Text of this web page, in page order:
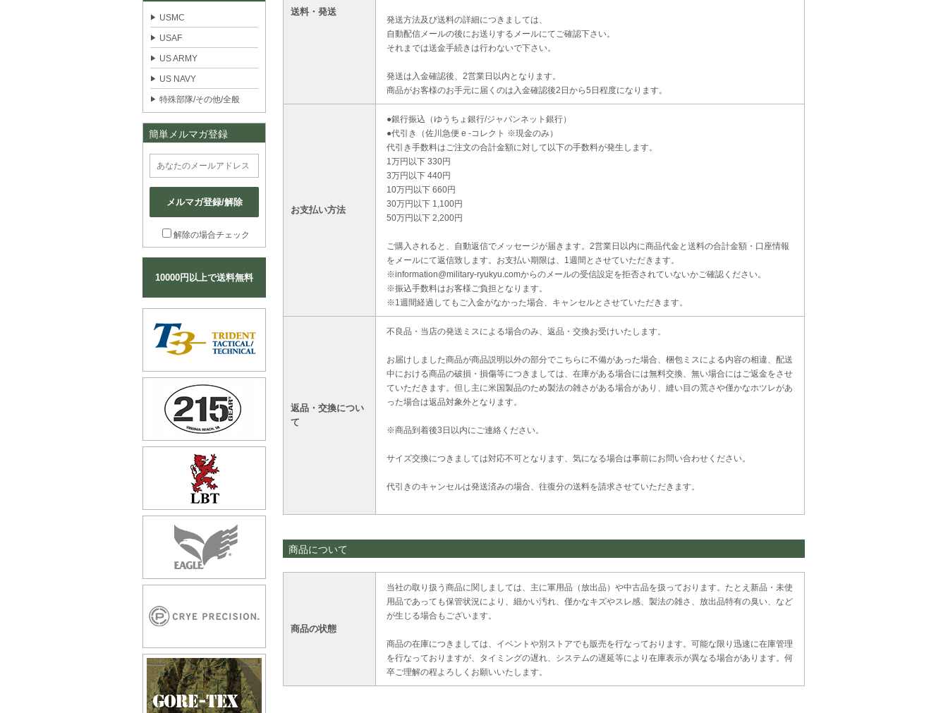
USMC
USAF
US ARMY
US NAVY
特殊部隊/その他/全般
簡単メルマガ登録
メルマガ登録/解除
解除の場合チェック
10000円以上で送料無料
送料・発送
発送方法及び送料の詳細につきましては、
自動配信メールの後にお送りするメールにてご確認下さい。
それまでは送金手続きは行わないで下さい。
発送は入金確認後、2営業日以内となります。
商品がお客様のお手元に届くのは入金確認後2日から5日程度になります。
お支払い方法
●銀行振込（ゆうちょ銀行/ジャパンネット銀行）
●代引き（佐川急便 e -コレクト ※現金のみ）
代引き手数料はご注文の合計金額に対して以下の手数料が発生します。
1万円以下 330円
3万円以下 440円
10万円以下 660円
30万円以下 1,100円
50万円以下 2,200円
ご購入されると、自動返信でメッセージが届きます。2営業日以内に商品代金と送料の合計金額・口座情報
をメールにて返信致します。お支払い期限は、1週間とさせていただきます。
※information@military-ryukyu.comからのメールの受信設定を拒否されていないかご確認ください。
※振込手数料はお客様ご負担となります。
※1週間経過してもご入金がなかった場合、キャンセルとさせていただきます。
返品・交換につい
て
不良品・当店の発送ミスによる場合のみ、返品・交換お受けいたします。
お届けしました商品が商品説明以外の部分でこちらに不備があった場合、梱包ミスによる内容の相違、配送
中における商品の破損・損傷等につきましては、在庫がある場合には無料交換、無い場合にはご返金をさせ
ていただきます。但し主に米国製品のため製法の雑さがある場合があり、縫い目の荒さや僅かなホツレがあ
った場合は返品対象外となります。
※商品到着後3日以内にご連絡ください。
サイズ交換につきましては対応不可となります、気になる場合は事前にお問い合わせください。
代引きのキャンセルは発送済みの場合、往復分の送料を請求させていただきます。
商品について
商品の状態
当社の取り扱う商品に関しましては、主に軍用品（放出品）や中古品を扱っております。たとえ新品・未使
用品であっても保管状況により、細かい汚れ、僅かなキズやスレ感、製法の雑さ、放出品特有の臭い、など
が生じる場合もございます。
商品の在庫につきましては、イベントや別ストアでも販売を行なっております。可能な限り迅速に在庫管理
を行なっておりますが、タイミングの遅れ、システムの遅延等により在庫表示が異なる場合があります。何
卒ご理解の程よろしくお願いいたします。